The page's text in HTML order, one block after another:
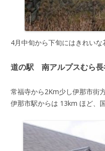
4月中旬から下旬にはきれいな
道の駅 南アルプスむら長
常福寺から2Km少し伊那市街
伊那市駅からは 13km ほど、